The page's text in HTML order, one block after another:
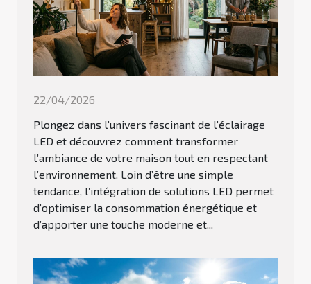
22/04/2026
Plongez dans l’univers fascinant de l’éclairage
LED et découvrez comment transformer
l’ambiance de votre maison tout en respectant
l’environnement. Loin d’être une simple
tendance, l’intégration de solutions LED permet
d’optimiser la consommation énergétique et
d’apporter une touche moderne et...